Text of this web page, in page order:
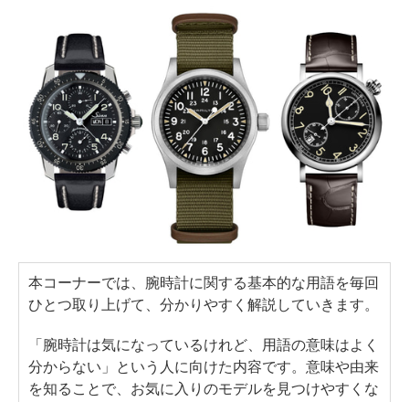
本コーナーでは、腕時計に関する基本的な用語を毎回
ひとつ取り上げて、分かりやすく解説していきます。
「腕時計は気になっているけれど、用語の意味はよく
分からない」という人に向けた内容です。意味や由来
を知ることで、お気に入りのモデルを見つけやすくな